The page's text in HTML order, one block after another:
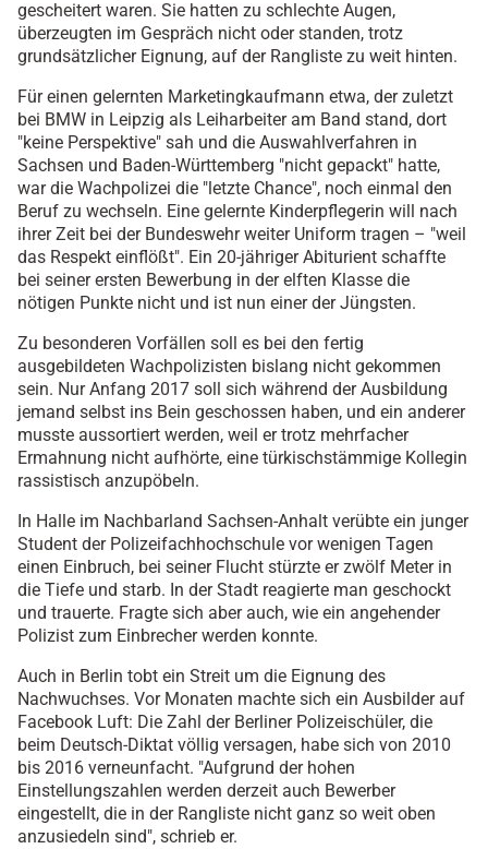
gescheitert waren. Sie hatten zu schlechte Augen,
überzeugten im Gespräch nicht oder standen, trotz
grundsätzlicher Eignung, auf der Rangliste zu weit hinten.
Für einen gelernten Marketingkaufmann etwa, der zuletzt
bei BMW in Leipzig als Leiharbeiter am Band stand, dort
"keine Perspektive" sah und die Auswahlverfahren in
Sachsen und Baden-Württemberg "nicht gepackt" hatte,
war die Wachpolizei die "letzte Chance", noch einmal den
Beruf zu wechseln. Eine gelernte Kinderpflegerin will nach
ihrer Zeit bei der Bundeswehr weiter Uniform tragen – "weil
das Respekt einflößt". Ein 20-jähriger Abiturient schaffte
bei seiner ersten Bewerbung in der elften Klasse die
nötigen Punkte nicht und ist nun einer der Jüngsten.
Zu besonderen Vorfällen soll es bei den fertig
ausgebildeten Wachpolizisten bislang nicht gekommen
sein. Nur Anfang 2017 soll sich während der Ausbildung
jemand selbst ins Bein geschossen haben, und ein anderer
musste aussortiert werden, weil er trotz mehrfacher
Ermahnung nicht aufhörte, eine türkischstämmige Kollegin
rassistisch anzupöbeln.
In Halle im Nachbarland Sachsen-Anhalt verübte ein junger
Student der Polizeifachhochschule vor wenigen Tagen
einen Einbruch, bei seiner Flucht stürzte er zwölf Meter in
die Tiefe und starb. In der Stadt reagierte man geschockt
und trauerte. Fragte sich aber auch, wie ein angehender
Polizist zum Einbrecher werden konnte.
Auch in Berlin tobt ein Streit um die Eignung des
Nachwuchses. Vor Monaten machte sich ein Ausbilder auf
Facebook Luft: Die Zahl der Berliner Polizeischüler, die
beim Deutsch-Diktat völlig versagen, habe sich von 2010
bis 2016 verneunfacht. "Aufgrund der hohen
Einstellungszahlen werden derzeit auch Bewerber
eingestellt, die in der Rangliste nicht ganz so weit oben
anzusiedeln sind", schrieb er.